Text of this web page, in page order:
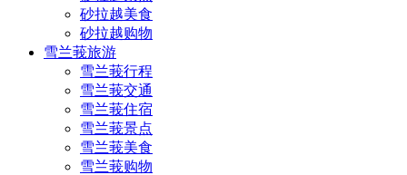
砂拉越美食
砂拉越购物
雪兰莪旅游
雪兰莪行程
雪兰莪交通
雪兰莪住宿
雪兰莪景点
雪兰莪美食
雪兰莪购物